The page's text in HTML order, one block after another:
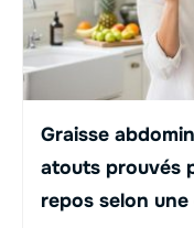
Graisse
atouts prouvés
repos selon